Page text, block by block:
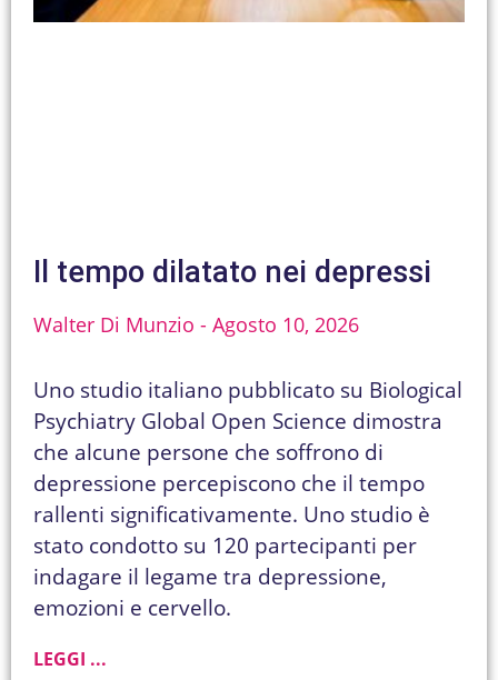
Il tempo dilatato nei depressi
Walter Di Munzio Agosto 10, 2026
Uno studio italiano pubblicato su Biological
Psychiatry Global Open Science dimostra
che alcune persone che soffrono di
depressione percepiscono che il tempo
rallenti significativamente. Uno studio è
stato condotto su 120 partecipanti per
indagare il legame tra depressione,
emozioni e cervello.
LEGGI ...